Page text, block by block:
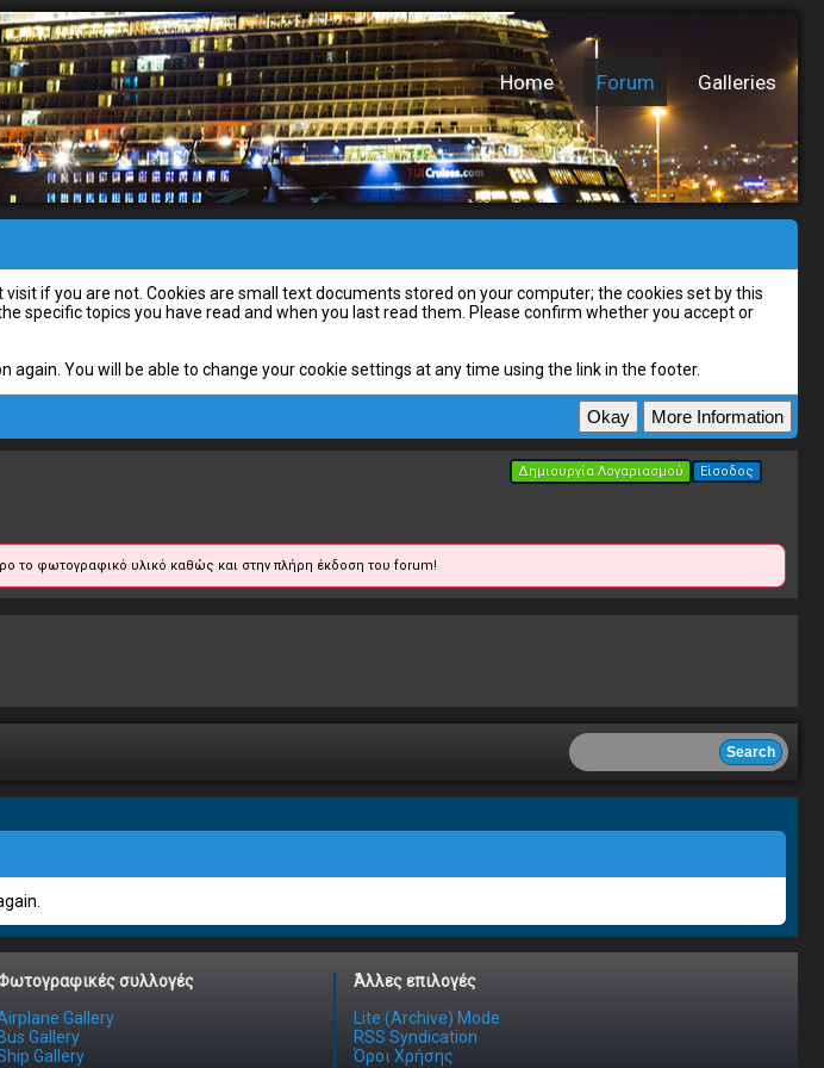
Home Forum Galleries
if you are not. Cookies are small text documents stored on your computer; the cookies set by this
specific topics you have read and when you last read them. Please confirm whether you accept or
You will be able to change your cookie settings at any time using the link in the footer.
Δημιουργία Λογαριασμού Είσοδος
το φωτογραφικό υλικό καθώς και στην πλήρη έκδοση του forum!
συλλογές
Gallery
Bus Gallery
Gallery
Άλλες επιλογές
Lite (Archive) Mode
RSS Syndication
Όροι Χρήσης